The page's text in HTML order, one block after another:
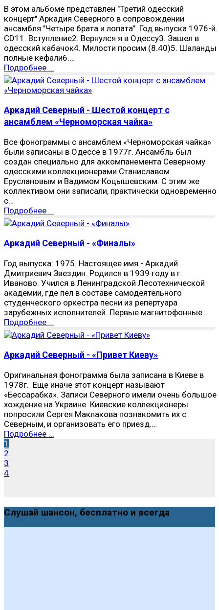
В этом альбоме представлен "Третий одесский
концерт" Аркадия Северного в сопровождении
ансамбля "Четыре брата и лопата". Год выпуска 1976-й.
CD11. Вступление2. Вернулся я в Одессу3. Зашел в
одесский кабачок4. Милости просим (8.40)5. Шаланды
полные кефали6.…
Подробнее ...
Аркадий Северный - Шестой концерт с
ансамблем «Черноморская чайка»
Все фонограммы с ансамблем «Черноморская чайка»
были записаны в Одессе в 1977г. Ансамбль был
создан специально для аккомпанемента Северному
одесскими коллекционерами Станиславом
Еруслановым и Вадимом Коцышевским. С этим же
коллективом они записали, практически одновременно
с…
Подробнее ...
Аркадий Северный - «Финалы»
Год выпуска: 1975. Настоящее имя - Аркадий
Дмитриевич Звездин. Родился в 1939 году в г.
Иваново. Учился в Ленинградской Лесотехнической
академии, где пел в составе самодеятельного
студенческого оркестра песни из репертуара
зарубежных исполнителей. Первые магнитофонные…
Подробнее ...
Аркадий Северный - «Привет Киеву»
Оригинальная фонограмма была записана в Киеве в
1978г. Еще иначе этот концерт называют
«Бессарабка». Записи Северного имели очень большое
хождение на Украине. Киевские коллекционеры
попросили Сергея Маклакова познакомить их с
Северным, и организовать его приезд.…
Подробнее ...
1
2
3
4
Слушай шансон, бесплатно и всегда